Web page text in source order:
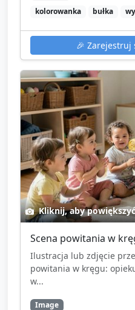
kolorowanka
bułka
🎉 Zarejestruj
Kliknij, aby powiększyć
Scena powitania w
Ilustracja lub zdjęcie
powitania w kręgu:
w...
Image